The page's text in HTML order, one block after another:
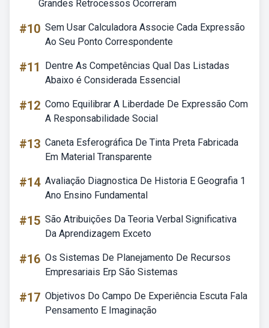
Grandes Retrocessos Ocorreram
#10 Sem Usar Calculadora Associe Cada Expressão
Ao Seu Ponto Correspondente
#11
Dentre As Competências Qual Das Listadas
Abaixo é Considerada Essencial
#12 Como Equilibrar A Liberdade De Expressão Com
A Responsabilidade Social
#13 Caneta Esferográfica De Tinta Preta Fabricada
Em Material Transparente
#14 Avaliação Diagnostica De Historia E Geografia 1
Ano Ensino Fundamental
#15 São Atribuições Da Teoria Verbal Significativa
Da Aprendizagem Exceto
#16 Os Sistemas De Planejamento De Recursos
Empresariais Erp São Sistemas
#17 Objetivos Do Campo De Experiência Escuta Fala
Pensamento E Imaginação